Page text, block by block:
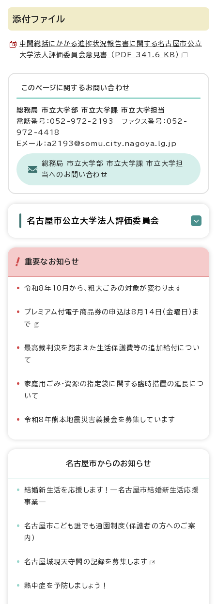
添付ファイル
中間総括にかかる進捗状況報告書に関する名古屋市公立
大学法人評価委員会意見書 （PDF 341.6 KB）
このページに関する お問い合わせ
総務局 市立大学部 市立大学課 市立大学担当
電話番号：052-972-2193 ファクス番号：052-
972-4418
Eメール：a2193@somu.city.nagoya.lg.jp
総務局 市立大学部 市立大学課 市立大学担
当へのお問い合わせ
名古屋市公立大学法人評価委員会
重要なお知らせ
令和8年10月から、粗大ごみの対象が変わります
プレミアム付電子商品券の申込は8月14日（金曜日）ま
で
最高裁判決を踏まえた生活保護費等の追加給付につい
て
家庭用ごみ・資源の指定袋に関する臨時措置の延長につ
いて
令和8年熊本地震災害義援金を募集しています
名古屋市からのお知らせ
結婚新生活を応援します！―名古屋市結婚新生活応援
事業―
名古屋市こども誰でも通園制度（保護者の方へのご案
内）
名古屋城現天守閣の記録を募集します
熱中症を予防しましょう！